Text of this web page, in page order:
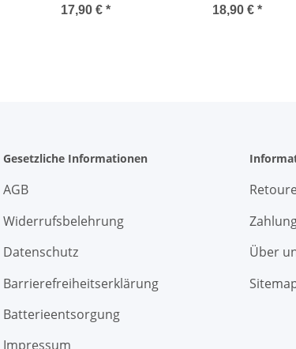
Thionylchlorid
17,90 € *
14505 Lithium
18,90 € *
Gesetzliche Informationen
AGB
Widerrufsbelehrung
Datenschutz
Barrierefreiheitserklärung
Batterieentsorgung
Impressum
Über